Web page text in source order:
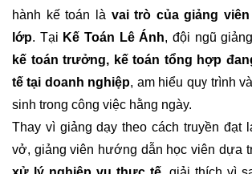
hành kế toán là vai trò của giảng
lớp. Tại Kế Toán Lê Ánh, đội ngũ
kế toán trưởng, kế toán tổng hợp
tế tại doanh nghiệp, am hiểu quy trình
sinh trong công việc hằng ngày.
Thay vì giảng dạy theo cách truyền đạt
vở, giảng viên hướng dẫn học viên dựa